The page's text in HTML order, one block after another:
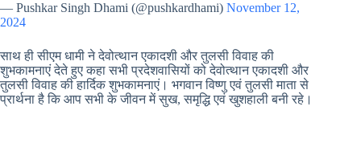
— Pushkar Singh Dhami (@pushkardhami) November 12,
2024
साथ ही सीएम धामी ने देवोत्थान एकादशी और तुलसी विवाह की
शुभकामनाएं देते हुए कहा सभी प्रदेशवासियों को देवोत्थान एकादशी और
तुलसी विवाह की हार्दिक शुभकामनाएं। भगवान विष्णु एवं तुलसी माता से
प्रार्थना है कि आप सभी के जीवन में सुख, समृद्धि एवं खुशहाली बनी रहे।